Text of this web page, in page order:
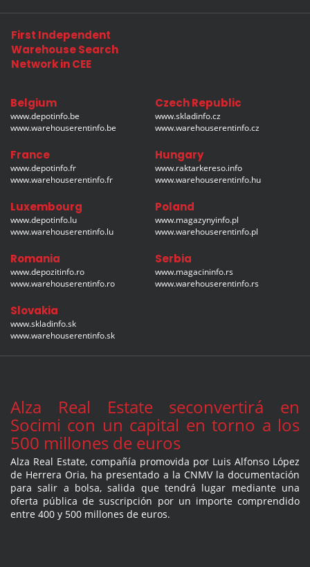
First Independent
Warehouse Search
Network in CEE
Belgium
www.depotinfo.be
www.warehouserentinfo.be
Czech Republic
www.skladinfo.cz
www.warehouserentinfo.cz
France
www.depotinfo.fr
www.warehouserentinfo.fr
Hungary
www.raktarkereso.info
www.warehouserentinfo.hu
Luxembourg
www.depotinfo.lu
www.warehouserentinfo.lu
Poland
www.magazynyinfo.pl
www.warehouserentinfo.pl
Romania
www.depozitinfo.ro
www.warehouserentinfo.ro
Serbia
www.magacininfo.rs
www.warehouserentinfo.rs
Slovakia
www.skladinfo.sk
www.warehouserentinfo.sk
Alza Real Estate seconvertirá en
Socimi con un capital en torno a los
500 millones de euros
Alza Real Estate, compañía promovida por Luis Alfonso López
de Herrera Oria, ha presentado a la CNMV la documentación
para salir a bolsa, salida que tendrá lugar mediante una
oferta pública de suscripción por un importe comprendido
entre 400 y 500 millones de euros.